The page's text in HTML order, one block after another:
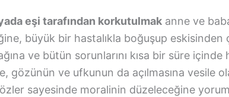
eşi tarafından korkutulmak anne ve
büyük bir hastalıkla boğuşup eskisinden
ve bütün sorunlarını kısa bir süre
gözünün ve ufkunun da açılmasına vesile
sayesinde moralinin düzeleceğine